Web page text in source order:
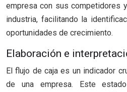
empresa con sus competidores
industria, facilitando la
oportunidades de crecimiento.
Elaboración e
El flujo de caja es un indicador
de una empresa. Este